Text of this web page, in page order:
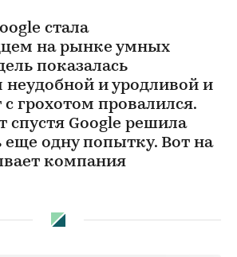
стала
на рынке умных
показалась
неудобной и уродливой и
грохотом провалился.
спустя Google решила
еще одну попытку. Вот на
компания